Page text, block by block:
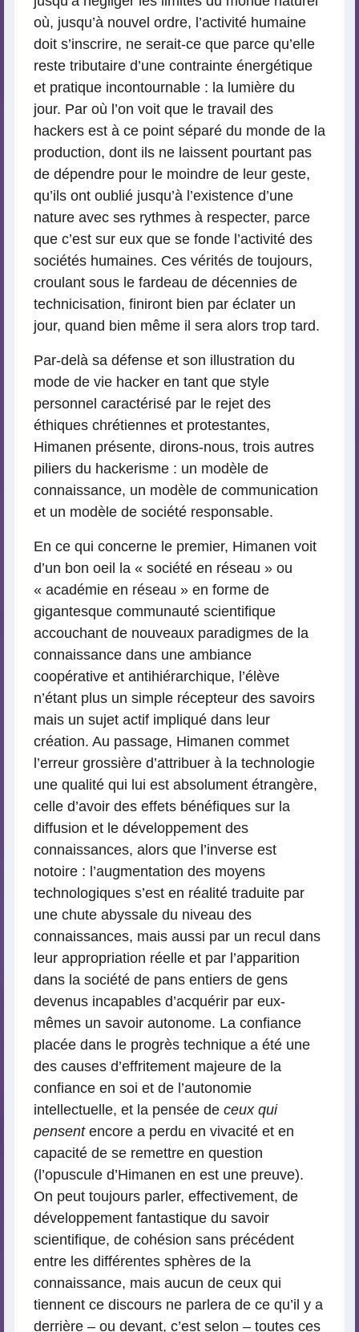
où, jusqu’à nouvel ordre, l’activité humaine
doit s’inscrire, ne serait-ce que parce qu’elle
reste tributaire d’une contrainte énergétique
et pratique incontournable : la lumière du
jour. Par où l’on voit que le travail des
hackers est à ce point séparé du monde de la
production, dont ils ne laissent pourtant pas
de dépendre pour le moindre de leur geste,
qu’ils ont oublié jusqu’à l’existence d’une
nature avec ses rythmes à respecter, parce
que c’est sur eux que se fonde l’activité des
sociétés humaines. Ces vérités de toujours,
croulant sous le fardeau de décennies de
technicisation, finiront bien par éclater un
jour, quand bien même il sera alors trop tard.
Par-delà sa défense et son illustration du
mode de vie hacker en tant que style
personnel caractérisé par le rejet des
éthiques chrétiennes et protestantes,
Himanen présente, dirons-nous, trois autres
piliers du hackerisme : un modèle de
connaissance, un modèle de communication
et un modèle de société responsable.
En ce qui concerne le premier, Himanen voit
d’un bon oeil la « société en réseau » ou
« académie en réseau » en forme de
gigantesque communauté scientifique
accouchant de nouveaux paradigmes de la
connaissance dans une ambiance
coopérative et antihiérarchique, l’élève
n’étant plus un simple récepteur des savoirs
mais un sujet actif impliqué dans leur
création. Au passage, Himanen commet
l’erreur grossière d’attribuer à la technologie
une qualité qui lui est absolument étrangère,
celle d’avoir des effets bénéfiques sur la
diffusion et le développement des
connaissances, alors que l’inverse est
notoire : l’augmentation des moyens
technologiques s’est en réalité traduite par
une chute abyssale du niveau des
connaissances, mais aussi par un recul dans
leur appropriation réelle et par l’apparition
dans la société de pans entiers de gens
devenus incapables d’acquérir par eux-
mêmes un savoir autonome. La confiance
placée dans le progrès technique a été une
des causes d’effritement majeure de la
confiance en soi et de l’autonomie
intellectuelle, et la pensée de ceux qui
pensentencore a perdu en vivacité et en
capacité de se remettre en question
(l’opuscule d’Himanen en est une preuve).
On peut toujours parler, effectivement, de
développement fantastique du savoir
scientifique, de cohésion sans précédent
entre les différentes sphères de la
connaissance, mais aucun de ceux qui
tiennent ce discours ne parlera de ce qu’il y a
derrière – ou devant, c’est selon – toutes ces